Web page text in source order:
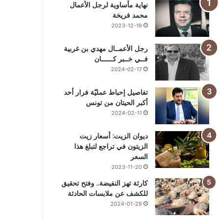
نهاية مأساوية لرجل الأعمال
محمد فريخة
2023-12-19
رجل الأعمــال مهدي بن غربية
فــي خــبر كــــــان
2024-02-17
تفاصيل إحباط عمليّة فرار أحد
أكبر الحيتان من تونس
2024-02-11
ديوان الزيت: أسعار زيت
الزيتون في تراجع لتبلغ هذا
السعر
2023-11-20
كارثة تهز النفيضة.. وفتح تحقيق
للكشف عن ملابسات الحادثة
2024-01-29